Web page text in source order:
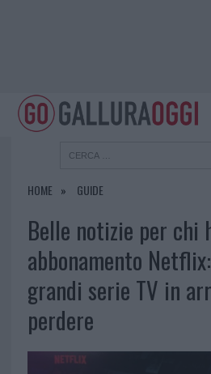
HOME GUIDE
Belle notizie per chi
abbonamento
grandi serie TV in
perdere